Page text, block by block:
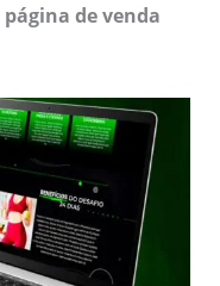
página de venda